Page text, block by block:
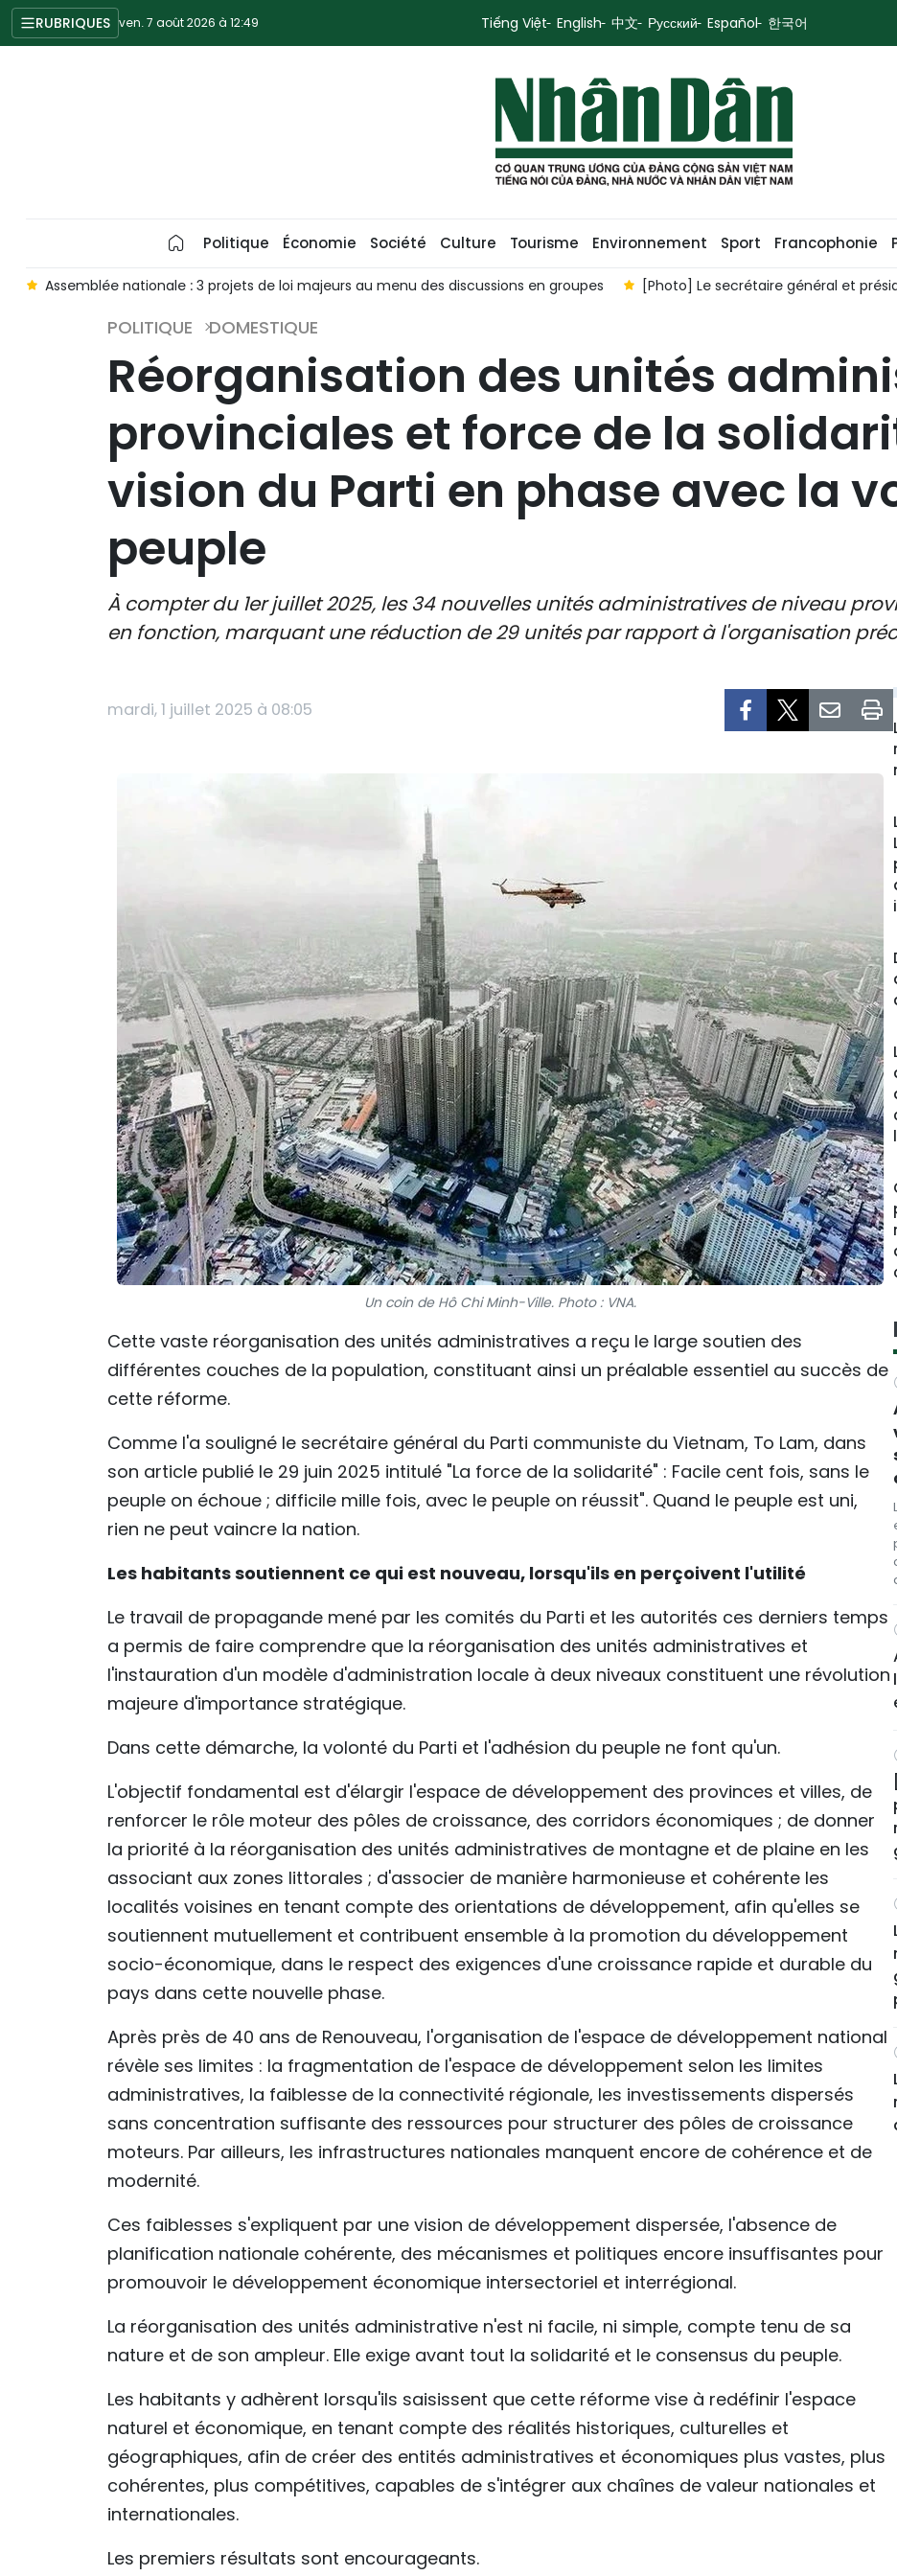
RUBRIQUES ven. 7 août 2026 à 12:49 Tiếng Việt English 中文 Русский Español 한국어
Politique Économie Société Culture Tourisme Environnement Sport Francophonie
Assemblée nationale : 3 projets de loi majeurs au menu des discussions en groupes [Photo] Le secrétaire général et
POLITIQUE DOMESTIQUE
Réorganisation des unités
provinciales et force de la
vision du Parti en phase avec la
peuple
À compter du 1er juillet 2025, les 34 nouvelles unités administratives de niveau
en fonction, marquant une réduction de 29 unités par rapport à l'organisation
mardi, 1 juillet 2025 à 08:05
Un coin de Hô Chi Minh-Ville. Photo : VNA.
Cette vaste réorganisation des unités administratives a reçu le large soutien des
différentes couches de la population, constituant ainsi un préalable essentiel au succès de
cette réforme.
Comme l'a souligné le secrétaire général du Parti communiste du Vietnam, To Lam, dans
son article publié le 29 juin 2025 intitulé "La force de la solidarité" : Facile cent fois, sans le
peuple on échoue ; difficile mille fois, avec le peuple on réussit". Quand le peuple est uni,
rien ne peut vaincre la nation.
Les habitants soutiennent ce qui est nouveau, lorsqu'ils en perçoivent l'utilité
Le travail de propagande mené par les comités du Parti et les autorités ces derniers temps
a permis de faire comprendre que la réorganisation des unités administratives et
l'instauration d'un modèle d'administration locale à deux niveaux constituent une révolution
majeure d'importance stratégique.
Dans cette démarche, la volonté du Parti et l'adhésion du peuple ne font qu'un.
L'objectif fondamental est d'élargir l'espace de développement des provinces et villes, de
renforcer le rôle moteur des pôles de croissance, des corridors économiques ; de donner
la priorité à la réorganisation des unités administratives de montagne et de plaine en les
associant aux zones littorales ; d'associer de manière harmonieuse et cohérente les
localités voisines en tenant compte des orientations de développement, afin qu'elles se
soutiennent mutuellement et contribuent ensemble à la promotion du développement
socio-économique, dans le respect des exigences d'une croissance rapide et durable du
pays dans cette nouvelle phase.
Après près de 40 ans de Renouveau, l'organisation de l'espace de développement national
révèle ses limites : la fragmentation de l'espace de développement selon les limites
administratives, la faiblesse de la connectivité régionale, les investissements dispersés
sans concentration suffisante des ressources pour structurer des pôles de croissance
moteurs. Par ailleurs, les infrastructures nationales manquent encore de cohérence et de
modernité.
Ces faiblesses s'expliquent par une vision de développement dispersée, l'absence de
planification nationale cohérente, des mécanismes et politiques encore insuffisantes pour
promouvoir le développement économique intersectoriel et interrégional.
La réorganisation des unités administrative n'est ni facile, ni simple, compte tenu de sa
nature et de son ampleur. Elle exige avant tout la solidarité et le consensus du peuple.
Les habitants y adhèrent lorsqu'ils saisissent que cette réforme vise à redéfinir l'espace
naturel et économique, en tenant compte des réalités historiques, culturelles et
géographiques, afin de créer des entités administratives et économiques plus vastes, plus
cohérentes, plus compétitives, capables de s'intégrer aux chaînes de valeur nationales et
internationales.
Les premiers résultats sont encourageants.